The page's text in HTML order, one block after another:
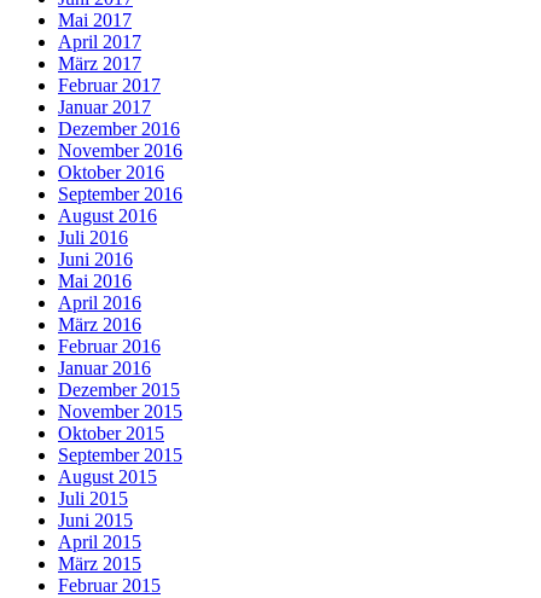
Mai 2017
April 2017
März 2017
Februar 2017
Januar 2017
Dezember 2016
November 2016
Oktober 2016
September 2016
August 2016
Juli 2016
Juni 2016
Mai 2016
April 2016
März 2016
Februar 2016
Januar 2016
Dezember 2015
November 2015
Oktober 2015
September 2015
August 2015
Juli 2015
Juni 2015
April 2015
März 2015
Februar 2015